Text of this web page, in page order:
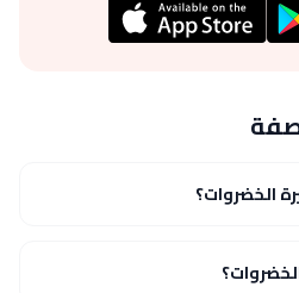
الخضروات؟